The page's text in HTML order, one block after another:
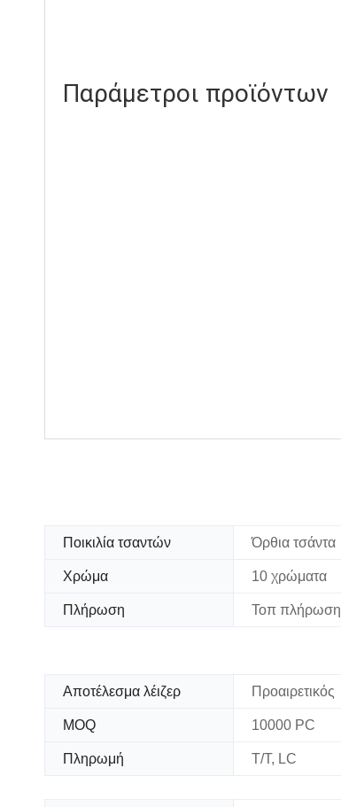
Παράμετροι προϊόντων
Ποικιλία τσαντών Όρθια τσάντα
Χρώμα 10 χρώματα
Πλήρωση
Τοπ πλήρωση
Αποτέλεσμα λέιζερ Προαιρετικός
MOQ 10000 PC
Πληρωμή T/T, LC